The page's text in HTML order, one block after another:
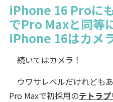
iPhone 16 Proに
でPro Maxと同等
iPhone 16はカメ
続いてはカメラ！
ウワサレベルだけれども
Pro Maxで初採用のテトラ